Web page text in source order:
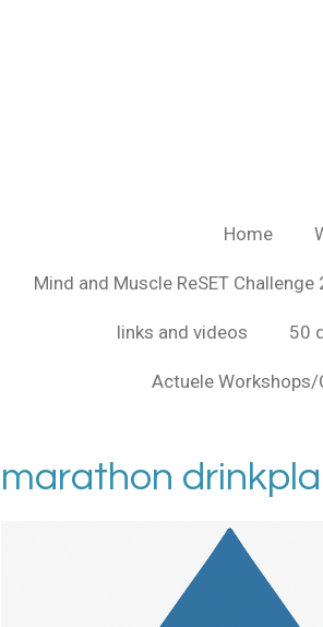
Home
Mind and Muscle ReSET Challenge
links and videos 50
Actuele Workshops/
marathon